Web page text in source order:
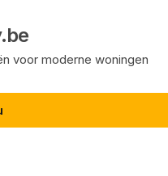
voor moderne woningen